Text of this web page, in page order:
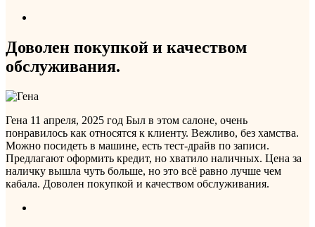
Доволен покупкой и качеством
обслуживания.
Гена 11 апреля, 2025 год Был в этом салоне, очень
понравилось как относятся к клиенту. Вежливо, без хамства.
Можно посидеть в машине, есть тест-драйв по записи.
Предлагают оформить кредит, но хватило наличных. Цена за
наличку вышла чуть больше, но это всё равно лучше чем
кабала. Доволен покупкой и качеством обслуживания.